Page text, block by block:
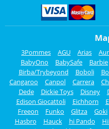
3Pommes AGU Arias
BabyOno
BabySafe Barbie
Birba/Trybeyond
Boboli
Cangaroo
Canpol Carrera
Dede
Dickie Toys Disney
Edison Giocattoli
Eichhorn
Freeon
Funko Glitza Goki
Hasbro
Hauck hi Pando